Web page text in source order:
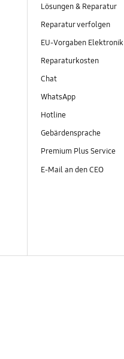
Lösungen & Reparatur
Reparatur verfolgen
EU-Vorgaben Elektronik
Reparaturkosten
Chat
WhatsApp
Hotline
Gebärdensprache
Premium Plus Service
E-Mail an den CEO